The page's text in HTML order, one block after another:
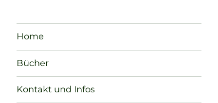
Home
Bücher
Kontakt und Infos